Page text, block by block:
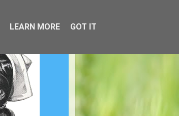
LEARN MORE GOT IT